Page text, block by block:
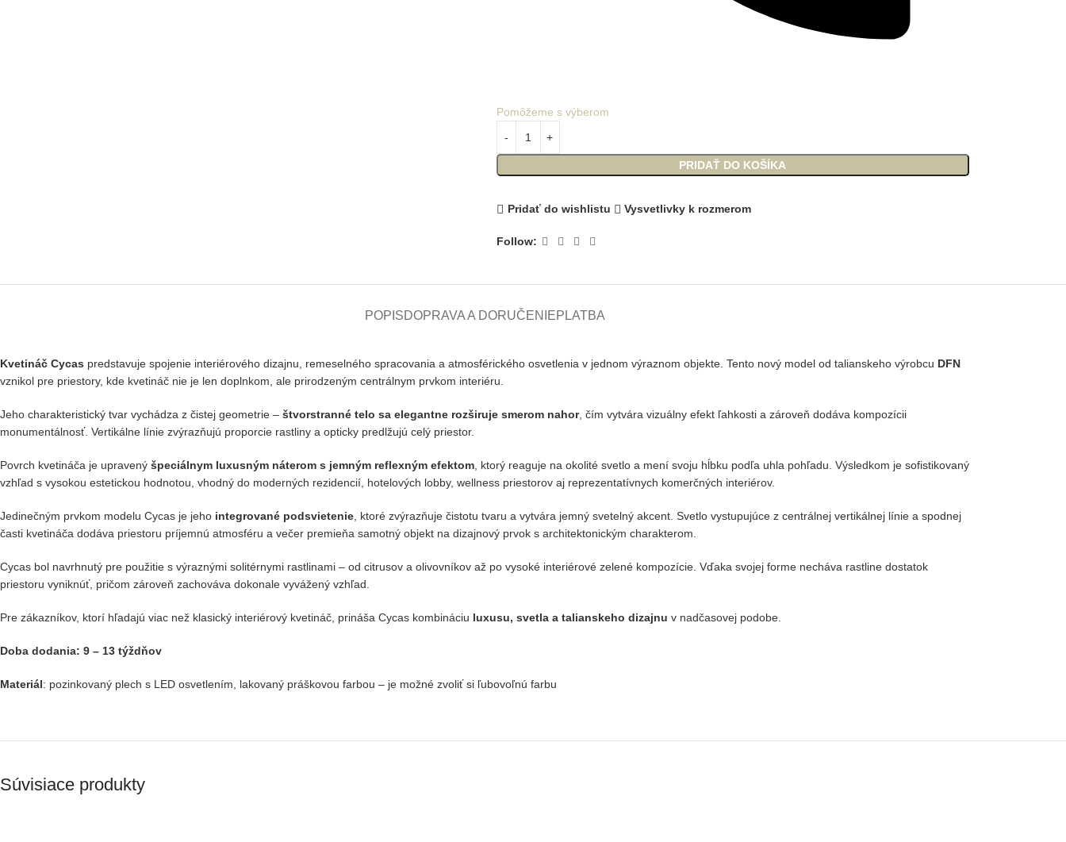
PRIDAŤ DO KOŠÍKA
Pomôžeme s výberom
Pridať do wishlistu Vysvetlivky k rozmerom
Follow:
POPISDOPRAVA A DORUČENIEPLATBA
Kvetináč Cycas predstavuje spojenie interiérového dizajnu, remeselného spracovania a atmosférického osvetlenia v jednom výraznom objekte. Tento nový model od talianskeho výrobcu DFN
vznikol pre priestory, kde kvetináč nie je len doplnkom, ale prirodzeným centrálnym prvkom interiéru.
Jeho charakteristický tvar vychádza z čistej geometrie – štvorstranné telo sa elegantne rozširuje smerom nahor, čím vytvára vizuálny efekt ľahkosti a zároveň dodáva kompozícii
monumentálnosť. Vertikálne línie zvýrazňujú proporcie rastliny a opticky predlžujú celý priestor.
Povrch kvetináča je upravený špeciálnym luxusným náterom s jemným reflexným efektom , ktorý reaguje na okolité svetlo a mení svoju hĺbku podľa uhla pohľadu. Výsledkom je sofistikovaný
vzhľad s vysokou estetickou hodnotou, vhodný do moderných rezidencií, hotelových lobby, wellness priestorov aj reprezentatívnych komerčných interiérov.
Jedinečným prvkom modelu Cycas je jeho integrované podsvietenie , ktoré zvýrazňuje čistotu tvaru a vytvára jemný svetelný akcent. Svetlo vystupujúce z centrálnej vertikálnej línie a spodnej
časti kvetináča dodáva priestoru príjemnú atmosféru a večer premieňa samotný objekt na dizajnový prvok s architektonickým charakterom.
Cycas bol navrhnutý pre použitie s výraznými solitérnymi rastlinami – od citrusov a olivovníkov až po vysoké interiérové zelené kompozície. Vďaka svojej forme necháva rastline dostatok
priestoru vyniknúť, pričom zároveň zachováva dokonale vyvážený vzhľad.
Pre zákazníkov, ktorí hľadajú viac než klasický interiérový kvetináč, prináša Cycas kombináciu luxusu, svetla a talianskeho dizajnu v nadčasovej podobe.
Doba dodania: 9 – 13 týždňov
Materiál: pozinkovaný plech s LED osvetlením, lakovaný práškovou farbou – je možné zvoliť si ľubovoľnú farbu
Súvisiace produkty